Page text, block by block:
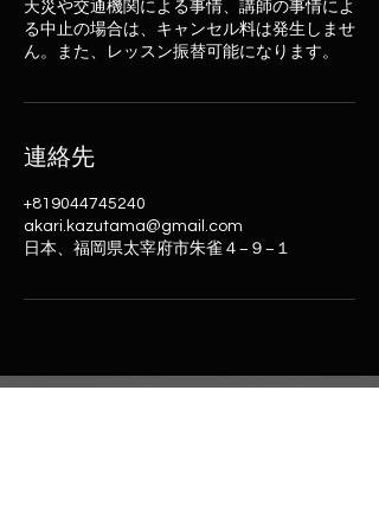
天災や交通機関による事情、講師の事情によ
る中止の場合は、キャンセル料は発生しませ
ん。また、レッスン振替可能になります。
連絡先
+819044745240
akari.kazutama@gmail.com
日本、福岡県太宰府市朱雀４−９−１